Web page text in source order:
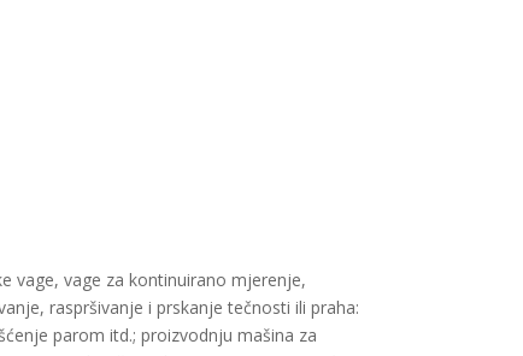
vage, vage za kontinuirano mjerenje,
raspršivanje i prskanje tečnosti ili praha:
parom itd.; proizvodnju mašina za